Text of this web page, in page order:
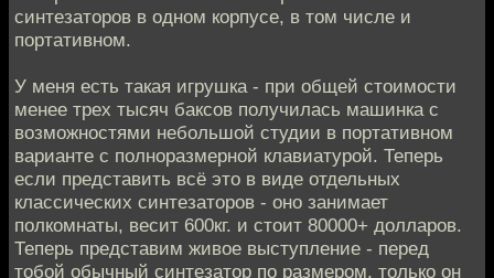
синтезаторов в одном корпусе, в том числе и
портативном.
У меня есть такая игрушка - при общей стоимости
менее трех тысяч баксов получилась машинка с
возможностями небольшой студии в портативном
варианте с полноразмерной клавиатурой. Теперь
если представить всё это в виде отдельных
классических синтезаторов - оно занимает
полкомнаты, весит 600кг. и стоит 80000+ долларов.
Теперь представим живое выступление - перед
тобой обычный синтезатор по размером, только он